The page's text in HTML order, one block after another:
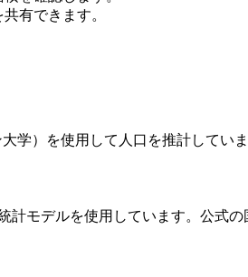
有できます。
学）を使用して人口を推計していま
計モデルを使用しています。公式